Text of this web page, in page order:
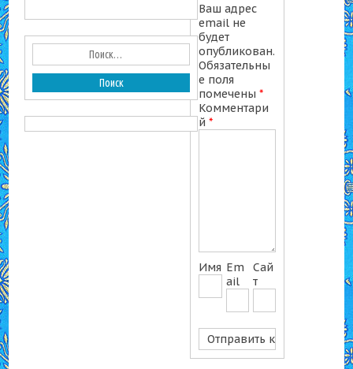
Ваш адрес
email не
будет
опубликован.
Обязательны
е поля
помечены*
Комментари
й*
Имя Em
ail
Сай
т